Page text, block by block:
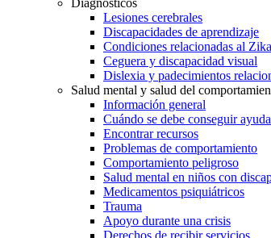
Lesiones cerebrales
Discapacidades de aprendizaje
Condiciones relacionadas al Zika
Ceguera y discapacidad visual
Dislexia y padecimientos
Salud mental y salud del
Información general
Cuándo se debe conseguir ayuda
Encontrar recursos
Problemas de comportamiento
Comportamiento peligroso
Salud mental en niños con
Medicamentos psiquiátricos
Trauma
Apoyo durante una crisis
Derechos de recibir servicios